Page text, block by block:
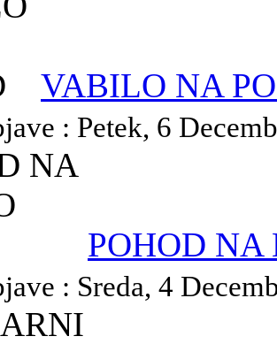
VABILO NA
: Petek, 6
POHOD NA
: Sreda, 4